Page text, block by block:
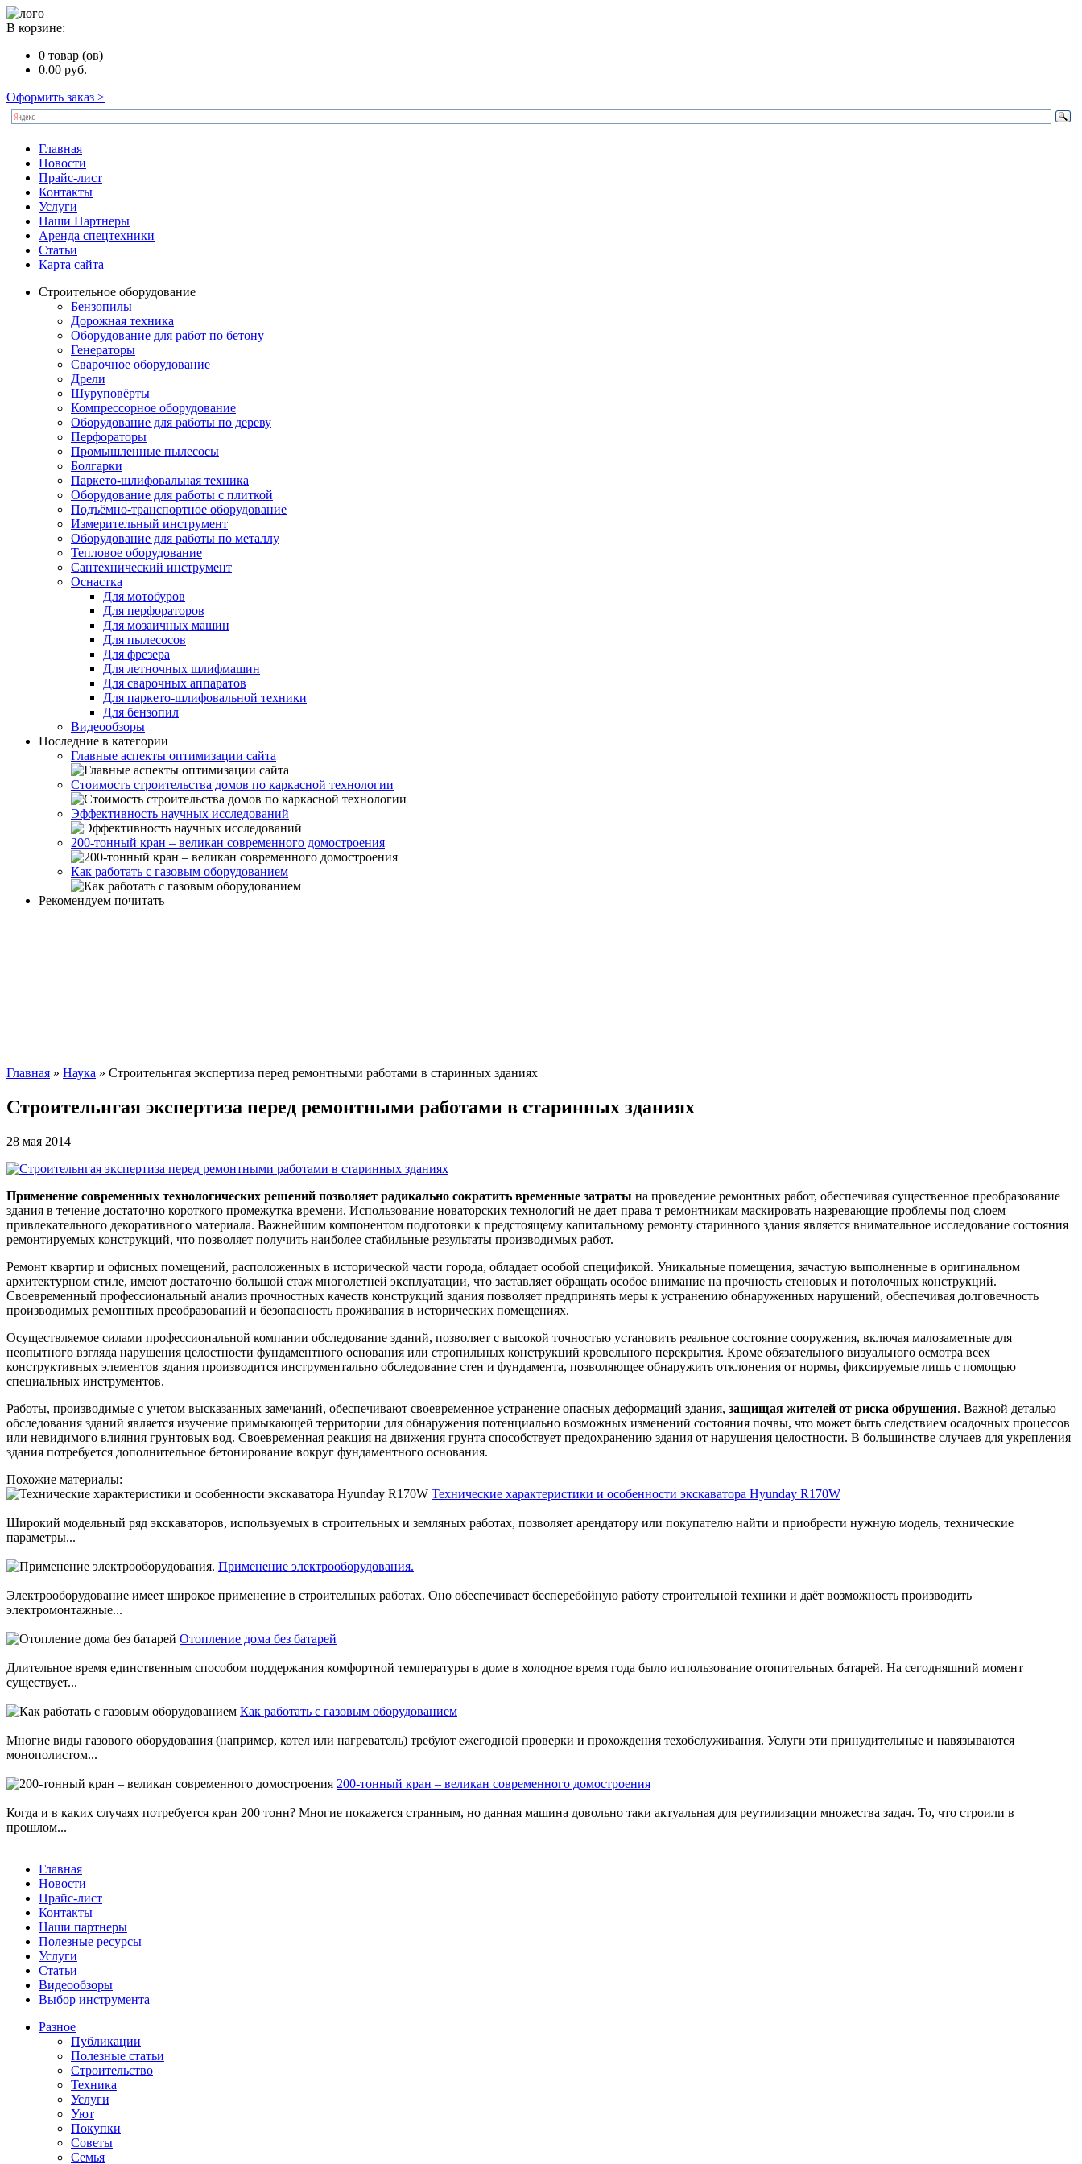
В корзине:
0 товар (ов)
0.00 руб.
Оформить заказ >
Главная
Новости
Прайс-лист
Контакты
Услуги
Наши Партнеры
Аренда спецтехники
Статьи
Карта сайта
Строительное оборудование
Бензопилы
Дорожная техника
Оборудование для работ по бетону
Генераторы
Сварочное оборудование
Дрели
Шуруповёрты
Компрессорное оборудование
Оборудование для работы по дереву
Перфораторы
Промышленные пылесосы
Болгарки
Паркето-шлифовальная техника
Оборудование для работы с плиткой
Подъёмно-транспортное оборудование
Измерительный инструмент
Оборудование для работы по металлу
Тепловое оборудование
Сантехнический инструмент
Оснастка
Для мотобуров
Для перфораторов
Для мозаичных машин
Для пылесосов
Для фрезера
Для летночных шлифмашин
Для сварочных аппаратов
Для паркето-шлифовальной техники
Для бензопил
Видеообзоры
Последние в категории
Главные аспекты оптимизации сайта
Стоимость строительства домов по каркасной технологии
Эффективность научных исследований
200-тонный кран – великан современного домостроения
Как работать с газовым оборудованием
Рекомендуем почитать
Главная » Наука » Строительнгая экспертиза перед ремонтными работами в старинных зданиях
Строительнгая экспертиза перед ремонтными работами в старинных зданиях
28 мая 2014
Применение современных технологических решений позволяет радикально сократить временные затраты на проведение ремонтных работ, обеспечивая существенное преобразование
здания в течение достаточно короткого промежутка времени. Использование новаторских технологий не дает права т ремонтникам маскировать назревающие проблемы под слоем
привлекательного декоративного материала. Важнейшим компонентом подготовки к предстоящему капитальному ремонту старинного здания является внимательное исследование состояния
ремонтируемых конструкций, что позволяет получить наиболее стабильные результаты производимых работ.
Ремонт квартир и офисных помещений, расположенных в исторической части города, обладает особой спецификой. Уникальные помещения, зачастую выполненные в оригинальном
архитектурном стиле, имеют достаточно большой стаж многолетней эксплуатации, что заставляет обращать особое внимание на прочность стеновых и потолочных конструкций.
Своевременный профессиональный анализ прочностных качеств конструкций здания позволяет предпринять меры к устранению обнаруженных нарушений, обеспечивая долговечность
производимых ремонтных преобразований и безопасность проживания в исторических помещениях.
Осуществляемое силами профессиональной компании обследование зданий, позволяет с высокой точностью установить реальное состояние сооружения, включая малозаметные для
неопытного взгляда нарушения целостности фундаментного основания или стропильных конструкций кровельного перекрытия. Кроме обязательного визуального осмотра всех
конструктивных элементов здания производится инструментально обследование стен и фундамента, позволяющее обнаружить отклонения от нормы, фиксируемые лишь с помощью
специальных инструментов.
Работы, производимые с учетом высказанных замечаний, обеспечивают своевременное устранение опасных деформаций здания, защищая жителей от риска обрушения. Важной деталью
обследования зданий является изучение примыкающей территории для обнаружения потенциально возможных изменений состояния почвы, что может быть следствием осадочных процессов
или невидимого влияния грунтовых вод. Своевременная реакция на движения грунта способствует предохранению здания от нарушения целостности. В большинстве случаев для укрепления
здания потребуется дополнительное бетонирование вокруг фундаментного основания.
Похожие материалы:
Технические характеристики и особенности экскаватора Hyunday R170W
Широкий модельный ряд экскаваторов, используемых в строительных и земляных работах, позволяет арендатору или покупателю найти и приобрести нужную модель, технические
параметры...
Применение электрооборудования.
Электрооборудование имеет широкое применение в строительных работах. Оно обеспечивает бесперебойную работу строительной техники и даёт возможность производить
электромонтажные...
Отопление дома без батарей
Длительное время единственным способом поддержания комфортной температуры в доме в холодное время года было использование отопительных батарей. На сегодняшний момент
существует...
Как работать с газовым оборудованием
Многие виды газового оборудования (например, котел или нагреватель) требуют ежегодной проверки и прохождения техобслуживания. Услуги эти принудительные и навязываются
монополистом...
200-тонный кран – великан современного домостроения
Когда и в каких случаях потребуется кран 200 тонн? Многие покажется странным, но данная машина довольно таки актуальная для реутилизации множества задач. То, что строили в
прошлом...
Главная
Новости
Прайс-лист
Контакты
Наши партнеры
Полезные ресурсы
Услуги
Статьи
Видеообзоры
Выбор инструмента
Разное
Публикации
Полезные статьи
Строительство
Техника
Услуги
Уют
Покупки
Советы
Семья